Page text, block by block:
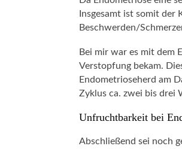
Insgesamt ist somit der
Beschwerden/
Bei mir war es mit dem
Verstopfung bekam.
Endometrioseherd am
Zyklus ca. zwei bis drei
Unfruchtbarkeit bei
Abschließend sei noch